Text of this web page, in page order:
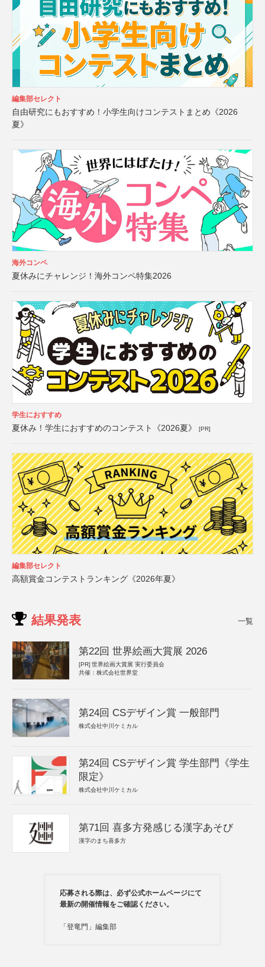
編集部セレクト
自由研究にもおすすめ！小学生向けコンテストまとめ《2026
夏》
海外コンペ
夏休みにチャレンジ！海外コンペ特集2026
学生におすすめ
夏休み！学生におすすめのコンテスト《2026夏》 [PR]
編集部セレクト
高額賞金コンテストランキング《2026年夏》
結果発表 一覧
第22回 世界絵画大賞展 2026
[PR] 世界絵画大賞展 実行委員会
共催：株式会社世界堂
第24回 CSデザイン賞 一般部門
株式会社中川ケミカル
第24回 CSデザイン賞 学生部門《学生
限定》
株式会社中川ケミカル
第71回 喜多方発感じる漢字あそび
漢字のまち喜多方
応募される際は、必ず公式ホームページにて
最新の開催情報をご確認ください。
「登竜門」編集部